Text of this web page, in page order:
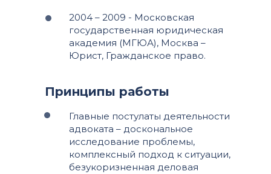
2004 – 2009 - Московская
государственная юридическая
академия (МГЮА), Москва –
Юрист, Гражданское право.
Главные постулаты деятельности
адвоката – доскональное
исследование проблемы,
комплексный подход к ситуации,
безукоризненная деловая
Принципы работы